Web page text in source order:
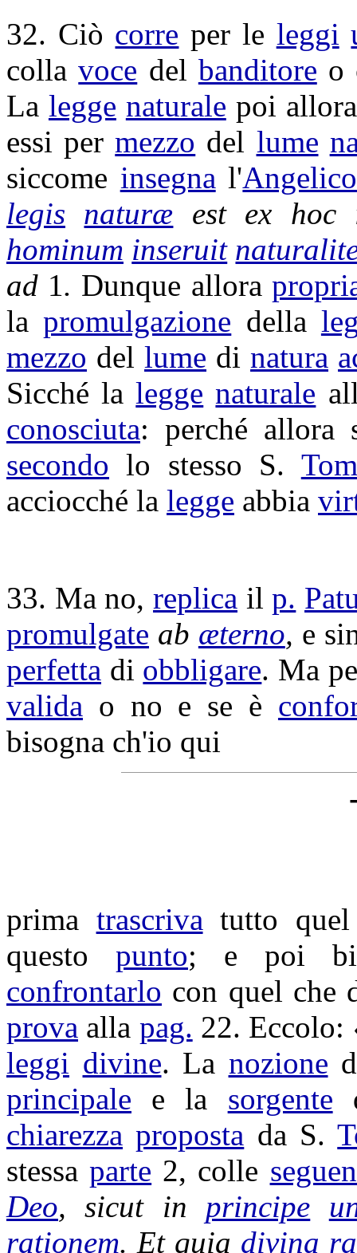
32. Ciò corre per le leggi
collavoce del banditore o
La legge naturale poi
essi permezzo del lume
siccome insegna l'Angelico
legis naturæ est ex
hominum inseruit
ad 1. Dunque allora
lapromulgazione della
mezzo dellume dinatura
Sicché lalegge naturale
conosciuta: perché
secondo lo stesso S.
acciocché la legge abbia
33. Ma no,replica ilp.
promulgate ab æterno, e
perfetta di obbligare. Ma
valida o no e se è
bisogna ch'io qui
prima trascriva tutto
questopunto; e poi
confrontarlo con quel che
prova alla pag. 22.
leggi divine. La nozione
principale e la sorgente
chiarezza proposta da S.
stessaparte 2, colle
Deo, sicut in principe
rationem. Et quia divina